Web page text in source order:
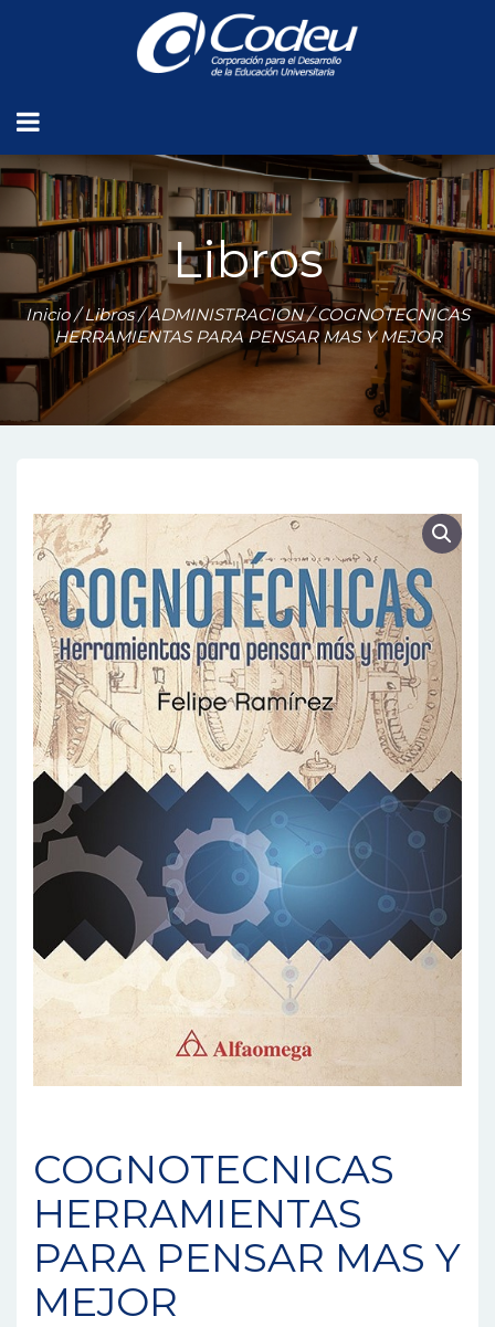
Libros
Inicio/Libros/ADMINISTRACION/ COGNOTECNICAS
HERRAMIENTAS PARA PENSAR MAS Y MEJOR
COGNOTECNICAS
HERRAMIENTAS
PARA PENSAR MAS Y
MEJOR